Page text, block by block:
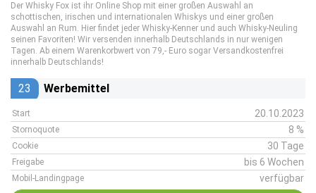
Der Whisky Fox ist ihr Online Shop mit einer großen Auswahl an
schottischen, irischen und internationalen Whiskys und einer großen
Auswahl an Rum. Hier findet jeder Whisky-Kenner und auch Whisky-Neuling
seinen Favoriten! Wir versenden innerhalb Deutschlands in nur wenigen
Tagen. Ab einem Warenkorbwert von 79,- Euro sogar Versandkostenfrei
innerhalb Deutschlands!
23 Werbemittel
Start 20.10.2023
Stornoquote 8 %
Cookie 30 Tage
Freigabe bis 6 Wochen
Mobil-Landingpage verfügbar